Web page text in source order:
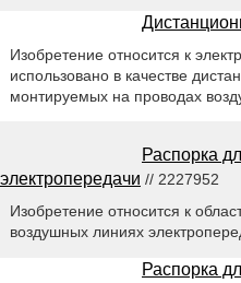
Изобретение относится к
использовано в качестве
монтируемых на проводах
Распорка
электропередачи // 2227952
Изобретение относится к
воздушных линиях
Распорка